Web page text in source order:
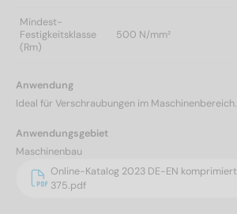
Mindest-
Festigkeitsklasse
(Rm)
500 N/mm²
Anwendung
Ideal für Verschraubungen im Maschinenbereich.
Anwendungsgebiet
Maschinenbau
Online-Katalog 2023 DE-EN komprimiert
375.pdf